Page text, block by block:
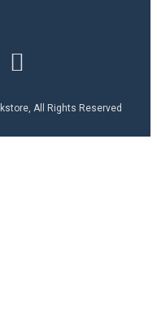
All Rights Reserved